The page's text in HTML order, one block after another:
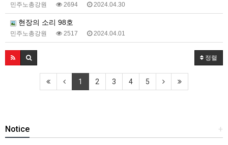
민주노총강원 2694 2024.04.30
현장의 소리 98호
민주노총강원 2517 2024.04.01
정렬
1 2 3 4 5
+
Notice